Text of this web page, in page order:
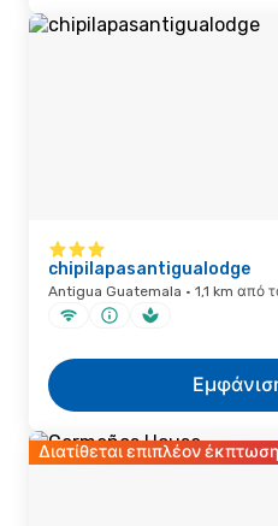
chipilapasantigualodge
Antigua Guatemala · 1,1 km από
Διατίθεται επιπλέον έκπτωση